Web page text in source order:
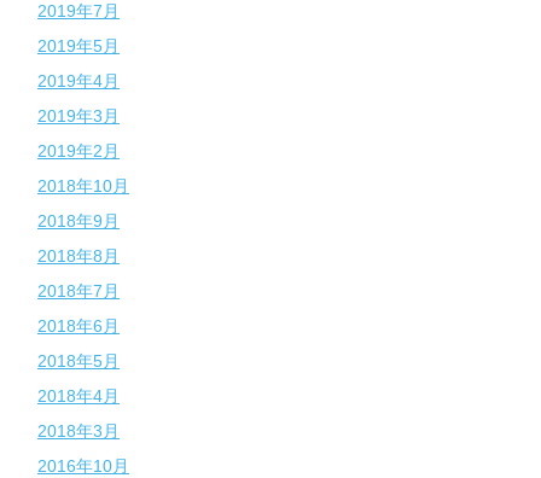
2019年7月
2019年5月
2019年4月
2019年3月
2019年2月
2018年10月
2018年9月
2018年8月
2018年7月
2018年6月
2018年5月
2018年4月
2018年3月
2016年10月